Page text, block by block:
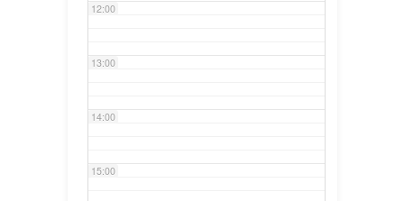
12:00
13:00
14:00
15:00